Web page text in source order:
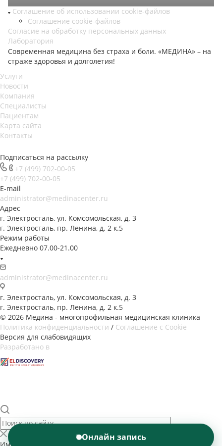
Соглашение об использовании cookie-файлов
Соглашение cookie-файлов
Согласие на обработку персональных данных
Лаборатория
Современная медицина без страха и боли. «МЕДИНА» – на
страже здоровья и долголетия!
Услуги
Новости
Компания
Специалисты
Пациентам
Карта сайта
Контакты
Подписаться на рассылку
+7 (499) 702-00-05
+7 (499) 702-00-05
E-mail
administrator@medinacenter.ru
Адрес
г. Электросталь, ул. Комсомольская, д. 3
г. Электросталь, пр. Ленина, д. 2 к.5
Режим работы
Ежедневно 07.00-21.00
administrator@medinacenter.ru
г. Электросталь, ул. Комсомольская, д. 3
г. Электросталь, пр. Ленина, д. 2 к.5
© 2026 Медина - многопрофильная медицинская клиника
Политика конфиденциальности / Соглашение с Cookie
Версия для слабовидящих
Разработано в
Онлайн запись